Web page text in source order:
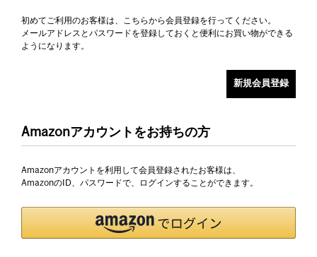
初めてご利用のお客様は、こちらから会員登録を行ってください。
メールアドレスとパスワードを登録しておくと便利にお買い物ができる
ようになります。
Amazonアカウントをお持ちの方
Amazonアカウントを利用して会員登録されたお客様は、
AmazonのID、パスワードで、ログインすることができます。